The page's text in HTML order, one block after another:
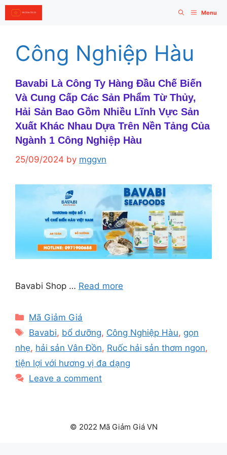
Skip
to
Menu
Công Nghiệp Hàu
Bavabi Là Công Ty Hàng Đầu Chế Biến
Và Cung Cấp Các Sản Phẩm Từ Thủy,
Hải Sản Bao Gồm Nhiều Lĩnh Vực Sản
Xuất Khác Nhau Dựa Trên Nền Tảng Của
Ngành 1 Công Nghiệp Hàu
25/09/2024 by mggvn
Bavabi Shop … Read more
Categories
Mã Giảm Giá
Tags
Bavabi, bổ dưỡng, Công Nghiệp Hàu, gọn
nhẹ, hải sản Vân Đồn, Ruốc hải sản thơm ngon,
tiện lợi với hương vị đa dạng
Leave a comment
© 2022 Mã Giảm Giá VN